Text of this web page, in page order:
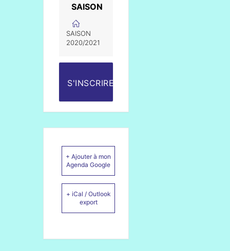
SAISON
SAISON
2020/2021
S'INSCRIRE
+ Ajouter à mon
Agenda Google
+ iCal / Outlook
export